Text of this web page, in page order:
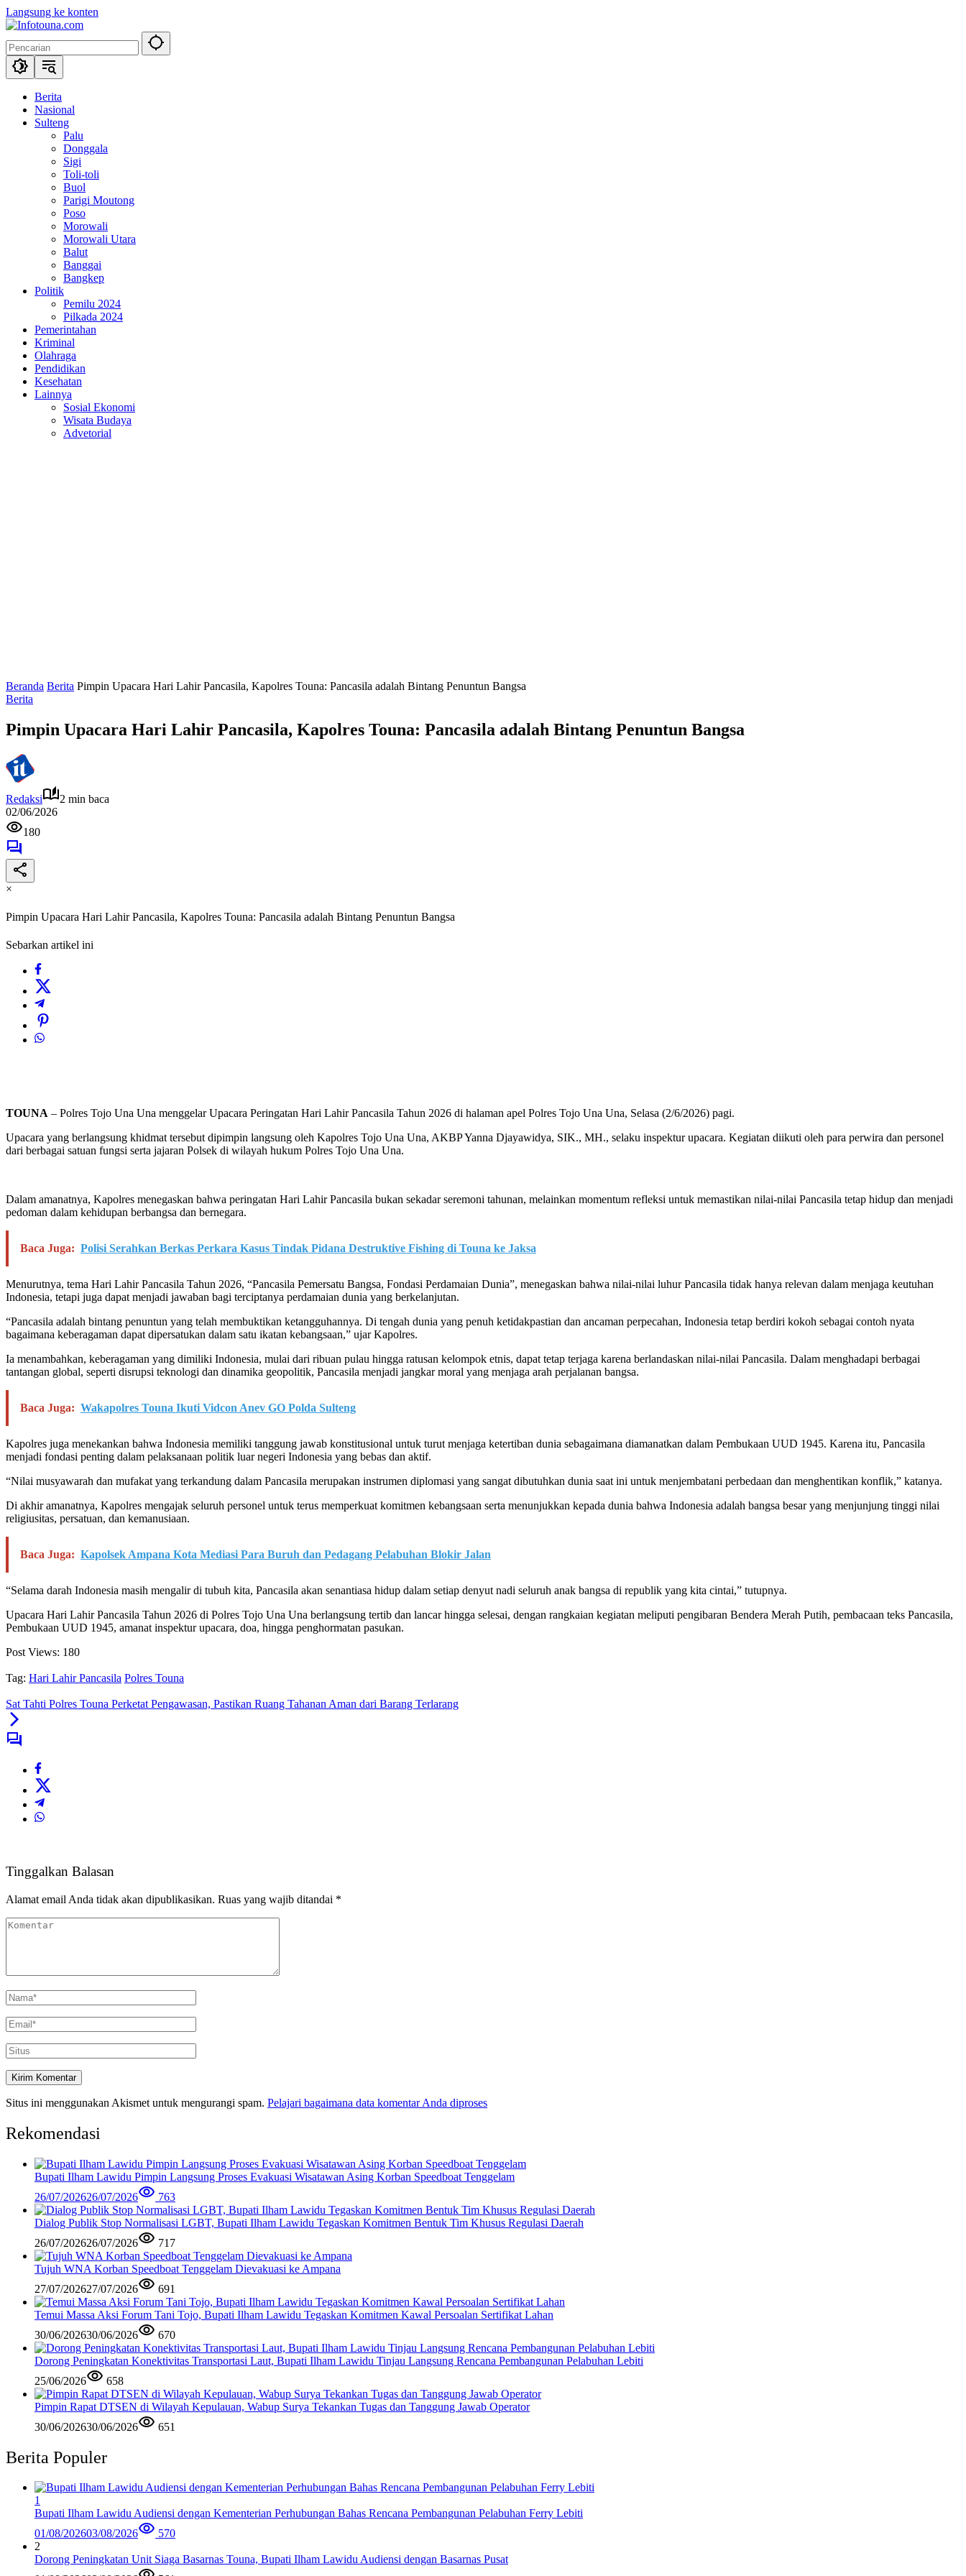
Langsung ke konten
Berita
Nasional
Sulteng
Palu
Donggala
Sigi
Toli-toli
Buol
Parigi Moutong
Poso
Morowali
Morowali Utara
Balut
Banggai
Bangkep
Politik
Pemilu 2024
Pilkada 2024
Pemerintahan
Kriminal
Olahraga
Pendidikan
Kesehatan
Lainnya
Sosial Ekonomi
Wisata Budaya
Advetorial
Beranda Berita Pimpin Upacara Hari Lahir Pancasila, Kapolres Touna: Pancasila adalah Bintang Penuntun Bangsa
Berita
Pimpin Upacara Hari Lahir Pancasila, Kapolres Touna: Pancasila adalah Bintang Penuntun Bangsa
Redaksi
2 min baca
02/06/2026
180
×
Pimpin Upacara Hari Lahir Pancasila, Kapolres Touna: Pancasila adalah Bintang Penuntun Bangsa
Sebarkan artikel ini
TOUNA – Polres Tojo Una Una menggelar Upacara Peringatan Hari Lahir Pancasila Tahun 2026 di halaman apel Polres Tojo Una Una, Selasa (2/6/2026) pagi.
Upacara yang berlangsung khidmat tersebut dipimpin langsung oleh Kapolres Tojo Una Una, AKBP Yanna Djayawidya, SIK., MH., selaku inspektur upacara. Kegiatan diikuti oleh para perwira dan personel
dari berbagai satuan fungsi serta jajaran Polsek di wilayah hukum Polres Tojo Una Una.
Dalam amanatnya, Kapolres menegaskan bahwa peringatan Hari Lahir Pancasila bukan sekadar seremoni tahunan, melainkan momentum refleksi untuk memastikan nilai-nilai Pancasila tetap hidup dan menjadi
pedoman dalam kehidupan berbangsa dan bernegara.
Baca Juga: Polisi Serahkan Berkas Perkara Kasus Tindak Pidana Destruktive Fishing di Touna ke Jaksa
Menurutnya, tema Hari Lahir Pancasila Tahun 2026, “Pancasila Pemersatu Bangsa, Fondasi Perdamaian Dunia”, menegaskan bahwa nilai-nilai luhur Pancasila tidak hanya relevan dalam menjaga keutuhan
Indonesia, tetapi juga dapat menjadi jawaban bagi terciptanya perdamaian dunia yang berkelanjutan.
“Pancasila adalah bintang penuntun yang telah membuktikan ketangguhannya. Di tengah dunia yang penuh ketidakpastian dan ancaman perpecahan, Indonesia tetap berdiri kokoh sebagai contoh nyata
bagaimana keberagaman dapat dipersatukan dalam satu ikatan kebangsaan,” ujar Kapolres.
Ia menambahkan, keberagaman yang dimiliki Indonesia, mulai dari ribuan pulau hingga ratusan kelompok etnis, dapat tetap terjaga karena berlandaskan nilai-nilai Pancasila. Dalam menghadapi berbagai
tantangan global, seperti disrupsi teknologi dan dinamika geopolitik, Pancasila menjadi jangkar moral yang menjaga arah perjalanan bangsa.
Baca Juga: Wakapolres Touna Ikuti Vidcon Anev GO Polda Sulteng
Kapolres juga menekankan bahwa Indonesia memiliki tanggung jawab konstitusional untuk turut menjaga ketertiban dunia sebagaimana diamanatkan dalam Pembukaan UUD 1945. Karena itu, Pancasila
menjadi fondasi penting dalam pelaksanaan politik luar negeri Indonesia yang bebas dan aktif.
“Nilai musyawarah dan mufakat yang terkandung dalam Pancasila merupakan instrumen diplomasi yang sangat dibutuhkan dunia saat ini untuk menjembatani perbedaan dan menghentikan konflik,” katanya.
Di akhir amanatnya, Kapolres mengajak seluruh personel untuk terus memperkuat komitmen kebangsaan serta menunjukkan kepada dunia bahwa Indonesia adalah bangsa besar yang menjunjung tinggi nilai
religiusitas, persatuan, dan kemanusiaan.
Baca Juga: Kapolsek Ampana Kota Mediasi Para Buruh dan Pedagang Pelabuhan Blokir Jalan
“Selama darah Indonesia masih mengalir di tubuh kita, Pancasila akan senantiasa hidup dalam setiap denyut nadi seluruh anak bangsa di republik yang kita cintai,” tutupnya.
Upacara Hari Lahir Pancasila Tahun 2026 di Polres Tojo Una Una berlangsung tertib dan lancar hingga selesai, dengan rangkaian kegiatan meliputi pengibaran Bendera Merah Putih, pembacaan teks Pancasila,
Pembukaan UUD 1945, amanat inspektur upacara, doa, hingga penghormatan pasukan.
Post Views: 180
Tag: Hari Lahir Pancasila Polres Touna
Sat Tahti Polres Touna Perketat Pengawasan, Pastikan Ruang Tahanan Aman dari Barang Terlarang
Tinggalkan Balasan
Alamat email Anda tidak akan dipublikasikan. Ruas yang wajib ditandai *
Situs ini menggunakan Akismet untuk mengurangi spam. Pelajari bagaimana data komentar Anda diproses
Rekomendasi
Bupati Ilham Lawidu Pimpin Langsung Proses Evakuasi Wisatawan Asing Korban Speedboat Tenggelam
26/07/202626/07/2026 763
Dialog Publik Stop Normalisasi LGBT, Bupati Ilham Lawidu Tegaskan Komitmen Bentuk Tim Khusus Regulasi Daerah
26/07/202626/07/2026 717
Tujuh WNA Korban Speedboat Tenggelam Dievakuasi ke Ampana
27/07/202627/07/2026 691
Temui Massa Aksi Forum Tani Tojo, Bupati Ilham Lawidu Tegaskan Komitmen Kawal Persoalan Sertifikat Lahan
30/06/202630/06/2026 670
Dorong Peningkatan Konektivitas Transportasi Laut, Bupati Ilham Lawidu Tinjau Langsung Rencana Pembangunan Pelabuhan Lebiti
25/06/2026
658
Pimpin Rapat DTSEN di Wilayah Kepulauan, Wabup Surya Tekankan Tugas dan Tanggung Jawab Operator
30/06/202630/06/2026 651
Berita Populer
1
Bupati Ilham Lawidu Audiensi dengan Kementerian Perhubungan Bahas Rencana Pembangunan Pelabuhan Ferry Lebiti
01/08/202603/08/2026
570
2
Dorong Peningkatan Unit Siaga Basarnas Touna, Bupati Ilham Lawidu Audiensi dengan Basarnas Pusat